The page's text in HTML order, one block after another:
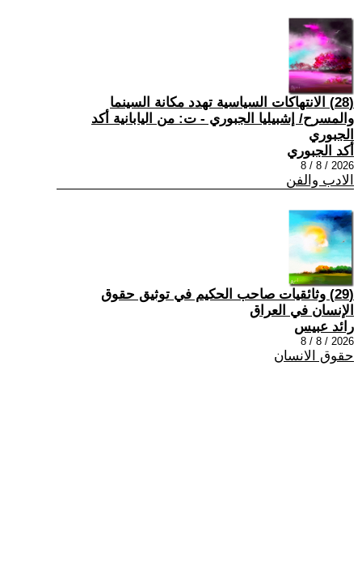
(28) الانتهاكات السياسية تهدد مكانة السينما
والمسرح/ إشبيليا الجبوري - ت: من اليابانية أكد
الجبوري
أكد الجبوري
2026 / 8 / 8
الادب والفن
(29) وثائقيات صاحب الحكيم في توثيق حقوق
الإنسان في العراق
رائد عبيس
2026 / 8 / 8
حقوق الانسان